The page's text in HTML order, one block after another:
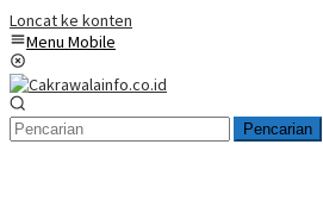
Loncat ke konten
Menu Mobile
Pencarian